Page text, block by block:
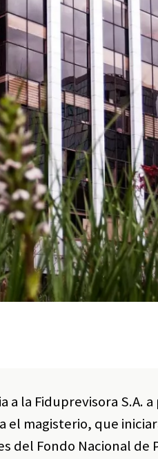
la Fiduprevisora S.A. a
magisterio, que
del Fondo Nacional de